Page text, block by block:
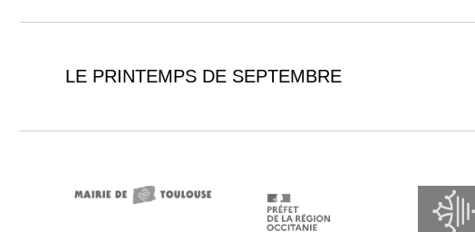
LE PRINTEMPS DE SEPTEMBRE